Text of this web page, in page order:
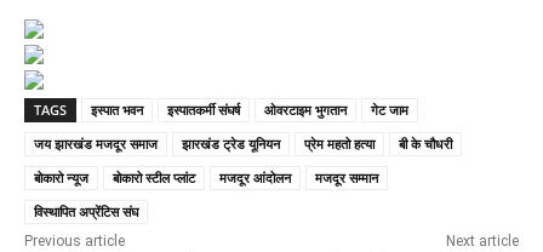
TAGS इस्पात भवन इस्पातकर्मी संघर्ष ओवरटाइम भुगतान
गेट जाम
जय झारखंड मजदूर समाज
झारखंड ट्रेड यूनियन प्रेम महतो हत्या
बी के चौधरी
बोकारो न्यूज
बोकारो स्टील प्लांट मजदूर आंदोलन
मजदूर सम्मान
विस्थापित अप्रेंटिस संघ
Previous article Next article